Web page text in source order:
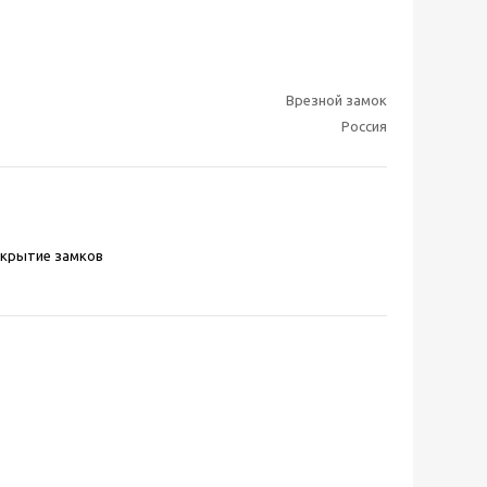
Врезной замок
Россия
замков